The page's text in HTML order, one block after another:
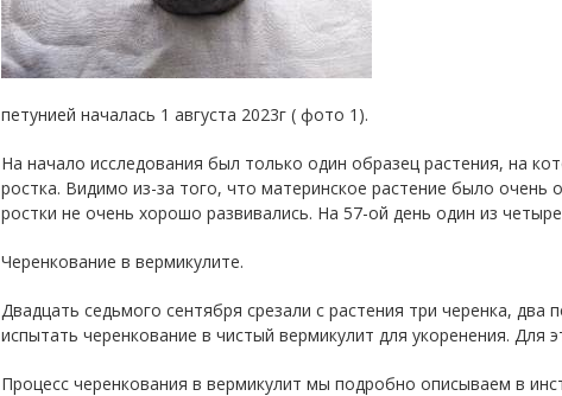
петунией началась 1 августа 2023г ( фото 1).
На начало исследования был только один образец растения, на
ростка. Видимо из-за того, что материнское растение было очень
ростки не очень хорошо развивались. На 57-ой день один из
Черенкование в вермикулите.
Двадцать седьмого сентября срезали с растения три черенка,
испытать черенкование в чистый вермикулит для укоренения.
Процесс черенкования в вермикулит мы подробно описываем в